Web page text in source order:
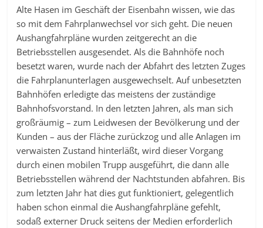
Alte Hasen im Geschäft der Eisenbahn wissen, wie das
so mit dem Fahrplanwechsel vor sich geht. Die neuen
Aushangfahrpläne wurden zeitgerecht an die
Betriebsstellen ausgesendet. Als die Bahnhöfe noch
besetzt waren, wurde nach der Abfahrt des letzten Zuges
die Fahrplanunterlagen ausgewechselt. Auf unbesetzten
Bahnhöfen erledigte das meistens der zuständige
Bahnhofsvorstand. In den letzten Jahren, als man sich
großräumig – zum Leidwesen der Bevölkerung und der
Kunden – aus der Fläche zurückzog und alle Anlagen im
verwaisten Zustand hinterläßt, wird dieser Vorgang
durch einen mobilen Trupp ausgeführt, die dann alle
Betriebsstellen während der Nachtstunden abfahren. Bis
zum letzten Jahr hat dies gut funktioniert, gelegentlich
haben schon einmal die Aushangfahrpläne gefehlt,
sodaß externer Druck seitens der Medien erforderlich